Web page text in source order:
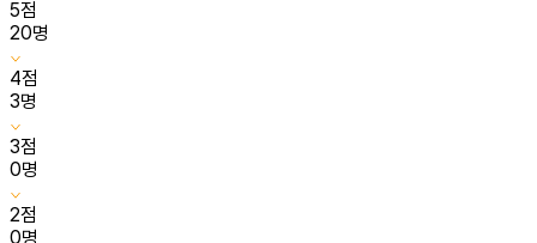
5점
20명
4점
3명
3점
0명
2점
0명